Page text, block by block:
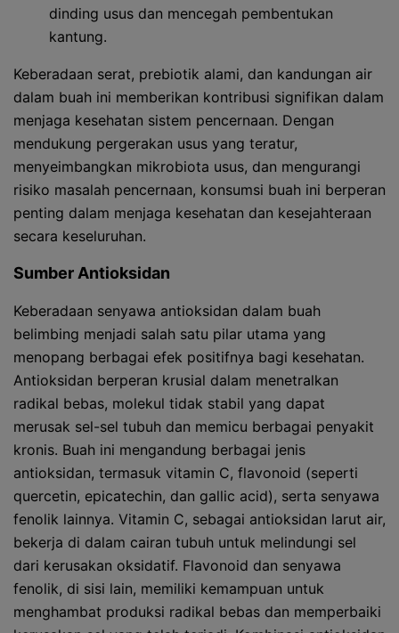
dinding usus dan mencegah pembentukan
kantung.
Keberadaan serat, prebiotik alami, dan kandungan air
dalam buah ini memberikan kontribusi signifikan dalam
menjaga kesehatan sistem pencernaan. Dengan
mendukung pergerakan usus yang teratur,
menyeimbangkan mikrobiota usus, dan mengurangi
risiko masalah pencernaan, konsumsi buah ini berperan
penting dalam menjaga kesehatan dan kesejahteraan
secara keseluruhan.
Sumber Antioksidan
Keberadaan senyawa antioksidan dalam buah
belimbing menjadi salah satu pilar utama yang
menopang berbagai efek positifnya bagi kesehatan.
Antioksidan berperan krusial dalam menetralkan
radikal bebas, molekul tidak stabil yang dapat
merusak sel-sel tubuh dan memicu berbagai penyakit
kronis. Buah ini mengandung berbagai jenis
antioksidan, termasuk vitamin C, flavonoid (seperti
quercetin, epicatechin, dan gallic acid), serta senyawa
fenolik lainnya. Vitamin C, sebagai antioksidan larut air,
bekerja di dalam cairan tubuh untuk melindungi sel
dari kerusakan oksidatif. Flavonoid dan senyawa
fenolik, di sisi lain, memiliki kemampuan untuk
menghambat produksi radikal bebas dan memperbaiki